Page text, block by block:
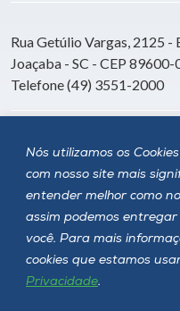
Nós utilizamos os
com nosso site mais
entender melhor como
assim podemos
você. Para mais
cookies que estamos
Privacidade.
Rua Getúlio Vargas, 2125 -
Joaçaba - SC - CEP 89600-
Telefone (49) 3551-2000
Siga a Unoesc